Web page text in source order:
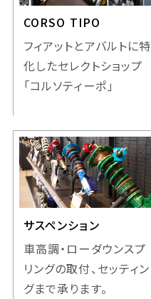
CORSO TIPO
フィアットとアバルトに特
化したセレクトショップ
「コルソティーポ」
サスペンション
車高調・ローダウンスプ
リングの取付、セッティン
グまで承ります。